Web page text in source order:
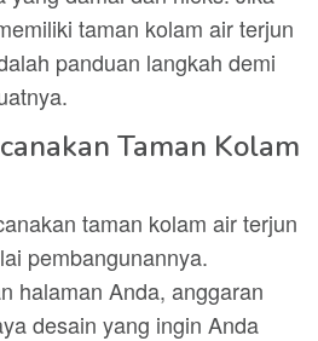
taman kolam air terjun
panduan langkah demi
Taman Kolam
taman kolam air terjun
pembangunannya.
halaman Anda, anggaran
desain yang ingin Anda